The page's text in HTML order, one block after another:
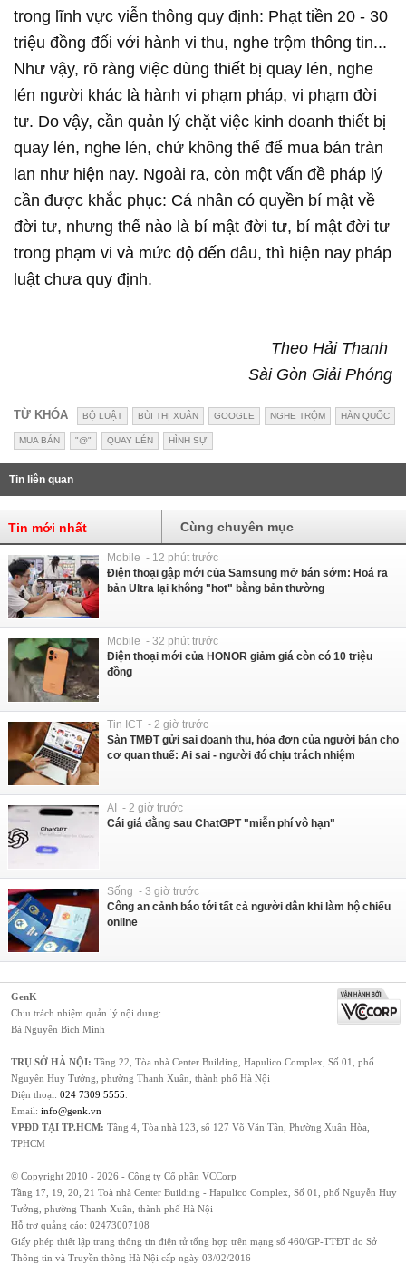
trong lĩnh vực viễn thông quy định: Phạt tiền 20 - 30
triệu đồng đối với hành vi thu, nghe trộm thông tin...
Như vậy, rõ ràng việc dùng thiết bị quay lén, nghe
lén người khác là hành vi phạm pháp, vi phạm đời
tư. Do vậy, cần quản lý chặt việc kinh doanh thiết bị
quay lén, nghe lén, chứ không thể để mua bán tràn
lan như hiện nay. Ngoài ra, còn một vấn đề pháp lý
cần được khắc phục: Cá nhân có quyền bí mật về
đời tư, nhưng thế nào là bí mật đời tư, bí mật đời tư
trong phạm vi và mức độ đến đâu, thì hiện nay pháp
luật chưa quy định.
Theo Hải Thanh
Sài Gòn Giải Phóng
TỪ KHÓA BỘ LUẬT BÙI THỊ XUÂN GOOGLE NGHE TRỘM HÀN QUỐC
MUA BÁN "@" QUAY LÉN HÌNH SỰ
Tin liên quan
Tin mới nhất Cùng chuyên mục
Mobile - 12 phút trước
Điện thoại gập mới của Samsung mở bán sớm: Hoá ra
bản Ultra lại không "hot" bằng bản thường
Mobile - 32 phút trước
Điện thoại mới của HONOR giảm giá còn có 10 triệu
đồng
Tin ICT - 2 giờ trước
Sàn TMĐT gửi sai doanh thu, hóa đơn của người bán cho
cơ quan thuế: Ai sai - người đó chịu trách nhiệm
AI - 2 giờ trước
Cái giá đằng sau ChatGPT "miễn phí vô hạn"
Sống - 3 giờ trước
Công an cảnh báo tới tất cả người dân khi làm hộ chiếu
online
GenK
Chịu trách nhiệm quản lý nội dung:
Bà Nguyễn Bích Minh
TRỤ SỞ HÀ NỘI: Tầng 22, Tòa nhà Center Building, Hapulico Complex, Số 01, phố
Nguyễn Huy Tưởng, phường Thanh Xuân, thành phố Hà Nội
Điện thoại: 024 7309 5555
Email: info@genk.vn
VPĐD TẠI TP.HCM: Tầng 4, Tòa nhà 123, số 127 Võ Văn Tần, Phường Xuân Hòa,
TPHCM
© Copyright 2010 - 2026 - Công ty Cổ phần VCCorp
Tầng 17, 19, 20, 21 Toà nhà Center Building - Hapulico Complex, Số 01, phố Nguyễn Huy
Tưởng, phường Thanh Xuân, thành phố Hà Nội
Hỗ trợ quảng cáo: 02473007108
Giấy phép thiết lập trang thông tin điện tử tổng hợp trên mạng số 460/GP-TTĐT do Sở
Thông tin và Truyền thông Hà Nội cấp ngày 03/02/2016